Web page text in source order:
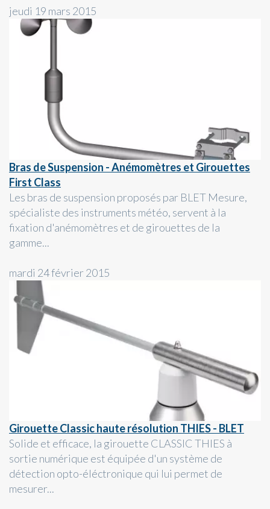
jeudi 19 mars 2015
Bras de Suspension - Anémomètres et Girouettes
First Class
Les bras de suspension proposés par BLET Mesure,
spécialiste des instruments météo, servent à la
fixation d'anémomètres et de girouettes de la
gamme...
mardi 24 février 2015
Girouette Classic haute résolution THIES - BLET
Solide et efficace, la girouette CLASSIC THIES à
sortie numérique est équipée d'un système de
détection opto-éléctronique qui lui permet de
mesurer...